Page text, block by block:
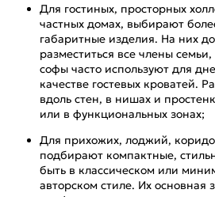
Для гостиных, просторных
частных домах, выбирают
габаритные изделия. На них
разместиться все члены
софы часто используют для
качестве гостевых кроватей.
вдоль стен, в нишах и
или в функциональных зонах;
Для прихожих, лоджий,
подбирают компактные,
быть в классическом или
авторском стиле. Их основная